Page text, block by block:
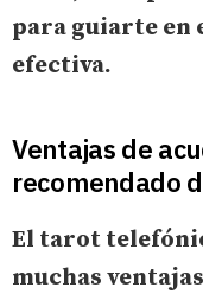
para guiarte en
efectiva.
Ventajas de
recomendado
El tarot
muchas